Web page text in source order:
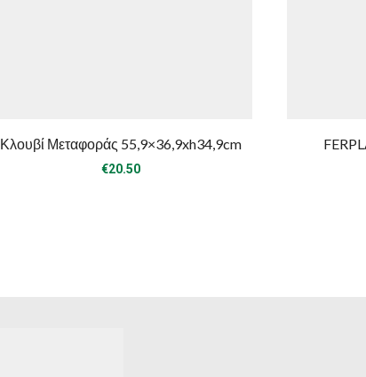
Κλουβί Μεταφοράς 55,9×36,9xh34,9cm
€20.50